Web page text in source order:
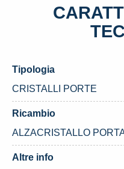
Tipologia
CRISTALLI PORTE
Ricambio
ALZACRISTALLO
Altre info